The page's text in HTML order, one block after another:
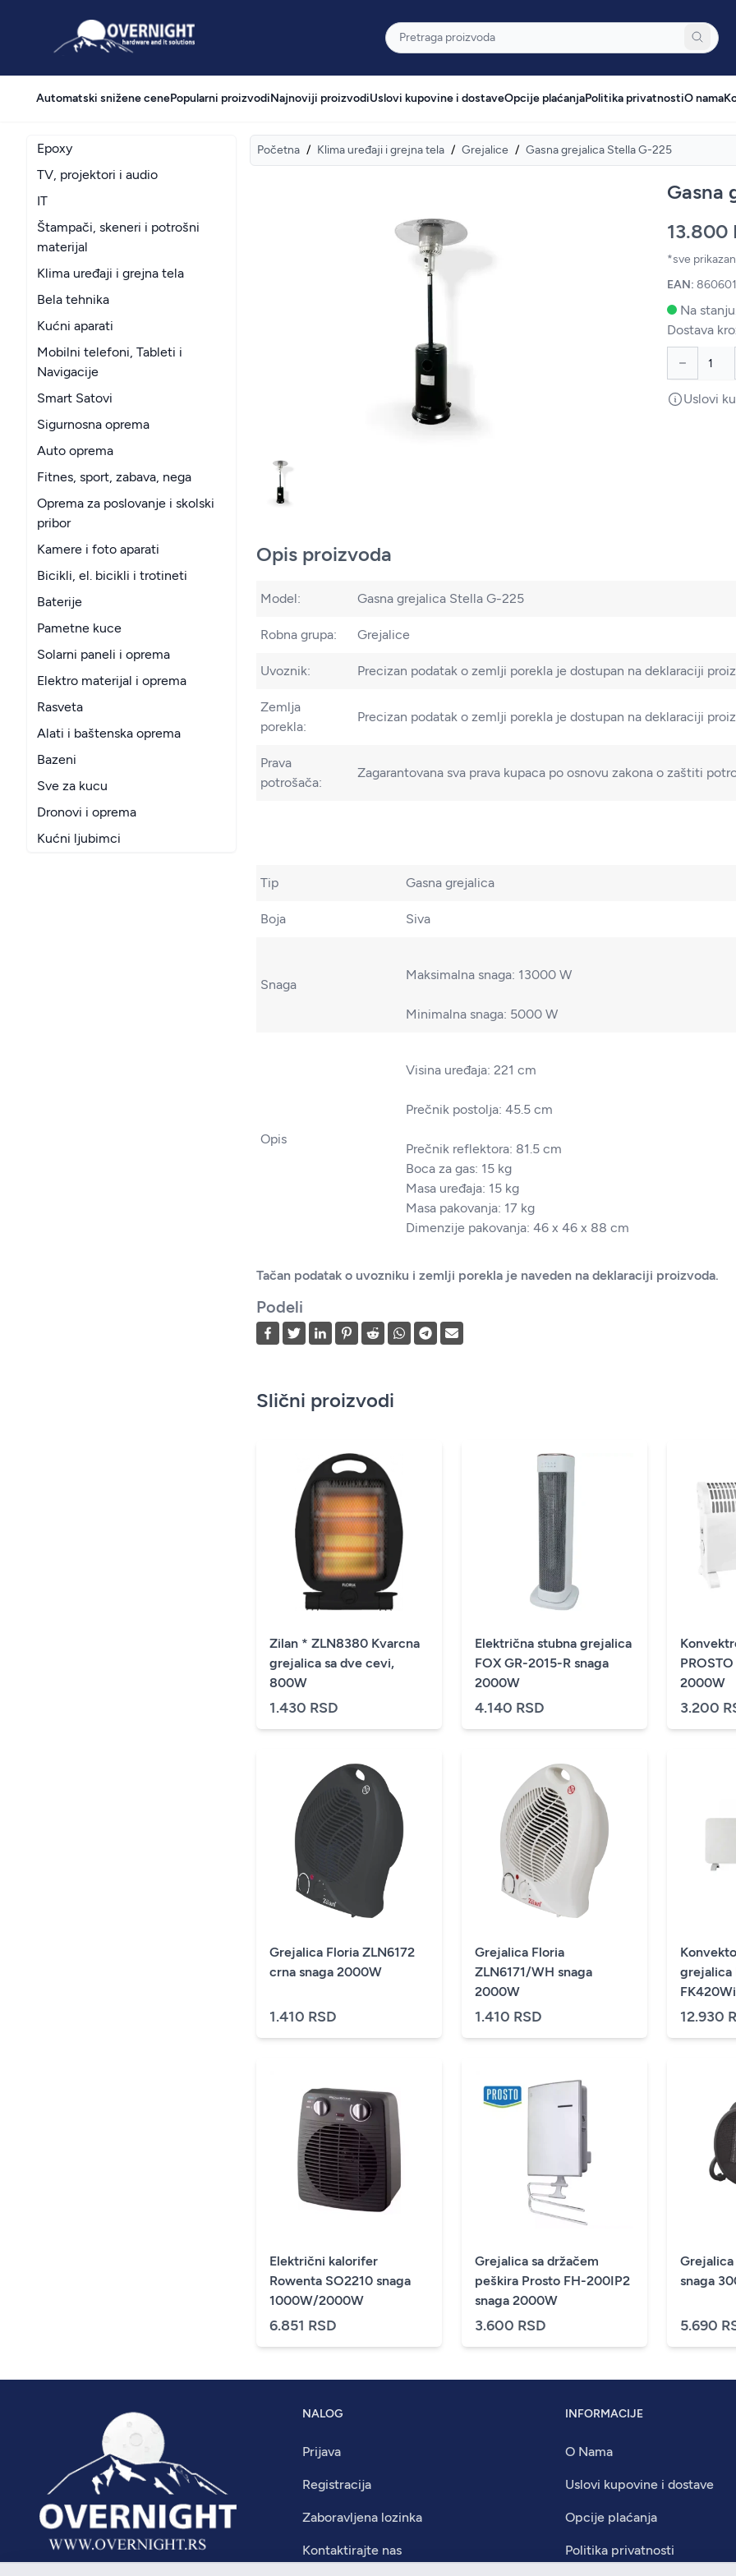
Overnight Pretraga
Automatski snižene cenePopularni proizvodiNajnoviji proizvodiUslovi kupovine i dostaveOpcije plaćanjaPolitika privatnostiO nama
Epoxy
TV, projektori i audio
IT
Štampači, skeneri i potrošni
materijal
Klima uređaji i grejna tela
Bela tehnika
Kućni aparati
Mobilni telefoni, Tableti i
Navigacije
Smart Satovi
Sigurnosna oprema
Auto oprema
Fitnes, sport, zabava, nega
Oprema za poslovanje i skolski
pribor
Kamere i foto aparati
Bicikli, el. bicikli i trotineti
Baterije
Pametne kuce
Solarni paneli i oprema
Elektro materijal i oprema
Rasveta
Alati i baštenska oprema
Bazeni
Sve za kucu
Dronovi i oprema
Kućni ljubimci
Početna / Klima uređaji i grejna tela / Grejalice / Gasna grejalica Stella G-225
Gasna
13.800
*sve
EAN:
Na
Dostava
Uslovi
Opis proizvoda
Model: Gasna grejalica Stella G-225
Robna grupa: Grejalice
Uvoznik: Precizan podatak o zemlji porekla je dostupan na deklaraciji
Zemlja
porekla:
Precizan podatak o zemlji porekla je dostupan na deklaraciji
Prava
potrošača:
Zagarantovana sva prava kupaca po osnovu zakona o zaštiti
Tip Gasna grejalica
Boja Siva
Snaga
Maksimalna snaga: 13000 W
Minimalna snaga: 5000 W
Opis
Visina uređaja: 221 cm
Prečnik postolja: 45.5 cm
Prečnik reflektora: 81.5 cm
Boca za gas: 15 kg
Masa uređaja: 15 kg
Masa pakovanja: 17 kg
Dimenzije pakovanja: 46 x 46 x 88 cm
Tačan podatak o uvozniku i zemlji porekla je naveden na deklaraciji proizvoda.
Podeli
Slični proizvodi
Zilan * ZLN8380 Kvarcna
grejalica sa dve cevi,
800W
1.430 RSD
Električna stubna grejalica
FOX GR-2015-R snaga
2000W
4.140 RSD
2000W
3.200
Grejalica Floria ZLN6172
crna snaga 2000W
1.410 RSD
Grejalica Floria
ZLN6171/WH snaga
2000W
1.410 RSD
grejalica
12.930
Električni kalorifer
Rowenta SO2210 snaga
1000W/2000W
6.851 RSD
Grejalica sa držačem
peškira Prosto FH-200IP2
snaga 2000W
3.600 RSD
Grejalica
snaga
5.690
NALOG
Prijava
Registracija
Zaboravljena lozinka
Kontaktirajte nas
INFORMACIJE
O Nama
Uslovi kupovine i dostave
Opcije plaćanja
Politika privatnosti